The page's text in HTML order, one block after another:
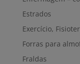
Estrados
Exercício,
Forras para
Fraldas